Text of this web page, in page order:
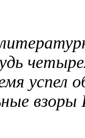
успел
взоры